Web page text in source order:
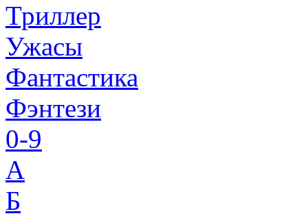
Триллер
Ужасы
Фантастика
Фэнтези
0-9
A
Б